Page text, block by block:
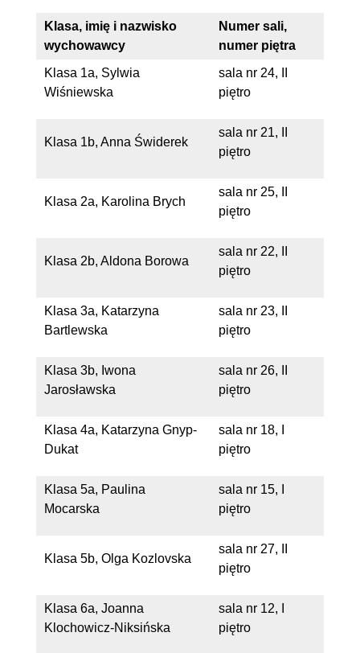
Klasa, imię i nazwisko
wychowawcy
Numer sali,
numer piętra
Klasa 1a, Sylwia
Wiśniewska
sala nr 24, II
piętro
Klasa 1b, Anna Świderek
sala nr 21, II
piętro
Klasa 2a, Karolina Brych
sala nr 25, II
piętro
Klasa 2b, Aldona Borowa
sala nr 22, II
piętro
Klasa 3a, Katarzyna
Bartlewska
sala nr 23, II
piętro
Klasa 3b, Iwona
Jarosławska
sala nr 26, II
piętro
Klasa 4a, Katarzyna Gnyp-
Dukat
sala nr 18, I
piętro
Klasa 5a, Paulina
Mocarska
sala nr 15, I
piętro
Klasa 5b, Olga Kozlovska
sala nr 27, II
piętro
Klasa 6a, Joanna
Klochowicz-Niksińska
sala nr 12, I
piętro